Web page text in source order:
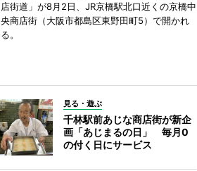
店街道」が8月2日、JR京橋駅北口近くの京橋中
央商店街（大阪市都島区東野田町5）で開かれ
る。
見る・遊ぶ
千林駅前あじな商店街が新企
画「あじまるの日」 毎月0
の付く日にサービス